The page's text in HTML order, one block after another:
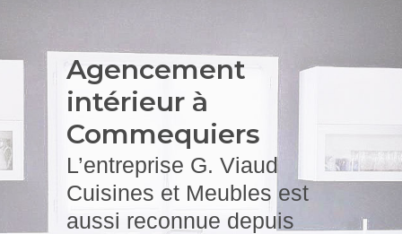
Agencement
intérieur à
Commequiers
L’entreprise G. Viaud
Cuisines et Meubles est
aussi reconnue depuis